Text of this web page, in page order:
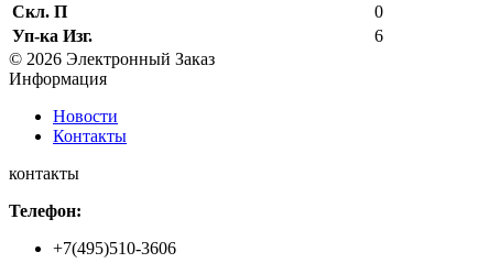
Скл. П
0
Уп-ка Изг.
6
© 2026 Электронный Заказ
Информация
Новости
Контакты
контакты
Телефон:
+7(495)510-3606